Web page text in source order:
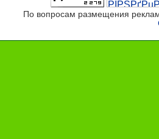
По вопросам размещения